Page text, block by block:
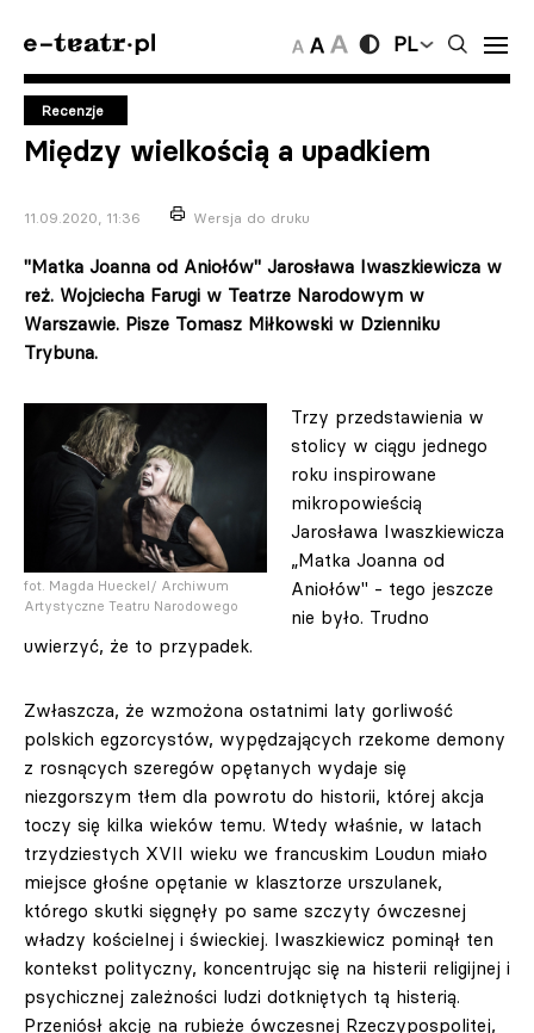
PL
Recenzje
Między wielkością a upadkiem
11.09.2020, 11:36 Wersja do druku
"Matka Joanna od Aniołów" Jarosława Iwaszkiewicza w
reż. Wojciecha Farugi w Teatrze Narodowym w
Warszawie. Pisze Tomasz Miłkowski w Dzienniku
Trybuna.
fot. Magda Hueckel/ Archiwum
Artystyczne Teatru Narodowego
Trzy przedstawienia w
stolicy w ciągu jednego
roku inspirowane
mikropowieścią
Jarosława Iwaszkiewicza
„Matka Joanna od
Aniołów" - tego jeszcze
nie było. Trudno
uwierzyć, że to przypadek.
Zwłaszcza, że wzmożona ostatnimi laty gorliwość
polskich egzorcystów, wypędzających rzekome demony
z rosnących szeregów opętanych wydaje się
niezgorszym tłem dla powrotu do historii, której akcja
toczy się kilka wieków temu. Wtedy właśnie, w latach
trzydziestych XVII wieku we francuskim Loudun miało
miejsce głośne opętanie w klasztorze urszulanek,
którego skutki sięgnęły po same szczyty ówczesnej
władzy kościelnej i świeckiej. Iwaszkiewicz pominął ten
kontekst polityczny, koncentrując się na histerii religijnej i
psychicznej zależności ludzi dotkniętych tą histerią.
Przeniósł akcję na rubieże ówczesnej Rzeczypospolitej,